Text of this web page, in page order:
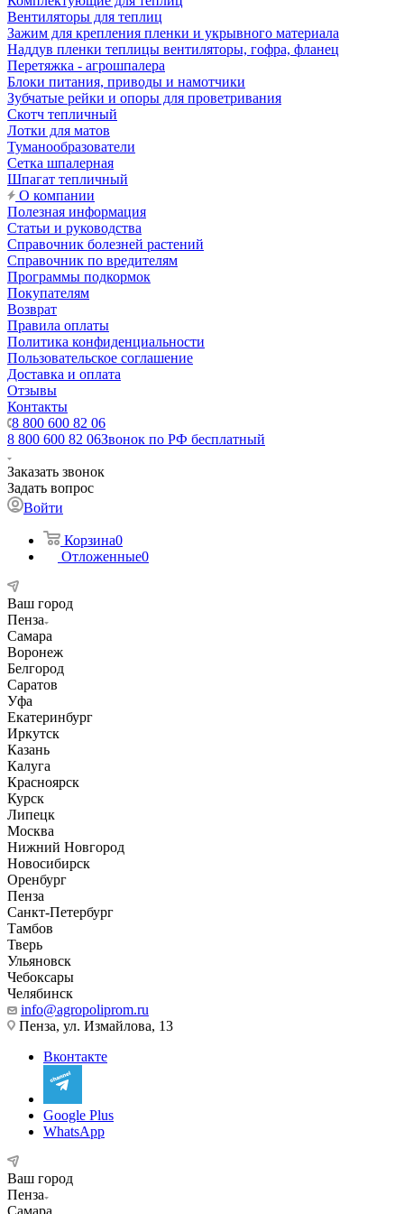
Вентиляторы для теплиц
Зажим для крепления пленки и укрывного материала
Наддув пленки теплицы вентиляторы, гофра, фланец
Перетяжка - агрошпалера
Блоки питания, приводы и намотчики
Зубчатые рейки и опоры для проветривания
Скотч тепличный
Лотки для матов
Туманообразователи
Сетка шпалерная
Шпагат тепличный
О компании
Полезная информация
Статьи и руководства
Справочник болезней растений
Справочник по вредителям
Программы подкормок
Покупателям
Возврат
Правила оплаты
Политика конфиденциальности
Пользовательское соглашение
Доставка и оплата
Отзывы
Контакты
8 800 600 82 06
8 800 600 82 06Звонок по РФ бесплатный
Заказать звонок
Задать вопрос
Войти
Корзина0
Отложенные0
Ваш город
Пенза
Самара
Воронеж
Белгород
Саратов
Уфа
Екатеринбург
Иркутск
Казань
Калуга
Красноярск
Курск
Липецк
Москва
Нижний Новгород
Новосибирск
Оренбург
Пенза
Санкт-Петербург
Тамбов
Тверь
Ульяновск
Чебоксары
Челябинск
info@agropoliprom.ru
Пенза, ул. Измайлова, 13
Вконтакте
Google Plus
WhatsApp
Ваш город
Пенза
Самара